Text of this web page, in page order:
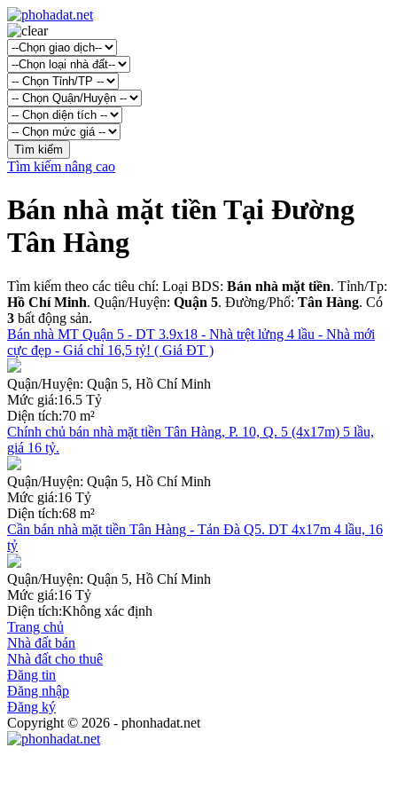
Tìm kiếm nâng cao
Bán nhà mặt tiền Tại Đường
Tân Hàng
Tìm kiếm theo các tiêu chí: Loại BDS: Bán nhà mặt tiền. Tỉnh/Tp:
Hồ Chí Minh. Quận/Huyện: Quận 5. Đường/Phố: Tân Hàng. Có
3 bất động sản.
Bán nhà MT Quận 5 - DT 3.9x18 - Nhà trệt lửng 4 lầu - Nhà mới
cực đẹp - Giá chỉ 16,5 tỷ! ( Giá ĐT )
Quận/Huyện: Quận 5, Hồ Chí Minh
Mức giá:16.5 Tỷ
Diện tích:70 m²
Chính chủ bán nhà mặt tiền Tân Hàng, P. 10, Q. 5 (4x17m) 5 lầu,
giá 16 tỷ.
Quận/Huyện: Quận 5, Hồ Chí Minh
Mức giá:16 Tỷ
Diện tích:68 m²
Cần bán nhà mặt tiền Tân Hàng - Tản Đà Q5. DT 4x17m 4 lầu, 16
tỷ
Quận/Huyện: Quận 5, Hồ Chí Minh
Mức giá:16 Tỷ
Diện tích:Không xác định
Trang chủ
Nhà đất bán
Nhà đất cho thuê
Đăng tin
Đăng nhập
Đăng ký
Copyright © 2026 - phonhadat.net